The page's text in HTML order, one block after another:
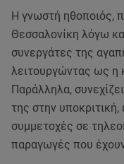
Η γνωστή ηθοποιός,
Θεσσαλονίκη λόγω
συνεργάτες της
λειτουργώντας ως η
Παράλληλα,
της στην
συμμετοχές σε
παραγωγές που